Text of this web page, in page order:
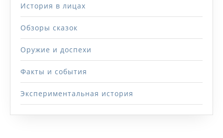
История в лицах
Обзоры сказок
Оружие и доспехи
Факты и события
Экспериментальная история